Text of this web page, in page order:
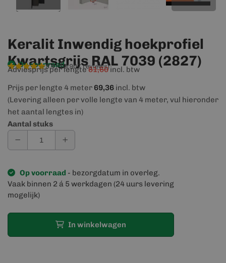
Keralit Inwendig hoekprofiel
Kwartsgrijs RAL 7039 (2827)
Op voorraad
9,4/10(907 reviews)
Adviesprijs per lengte81,60incl. btw
Prijs per lengte 4 meter 69,36 incl. btw
(Levering alleen per volle lengte van 4 meter, vul hieronder
het aantal lengtes in)
Aantal stuks
Op voorraad - bezorgdatum in overleg.
Vaak binnen 2 á 5 werkdagen (24 uurs levering
mogelijk)
In winkelwagen